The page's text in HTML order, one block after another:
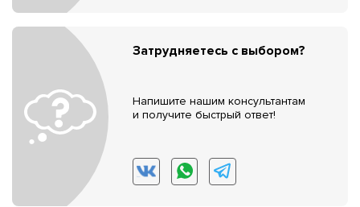
Затрудняетесь с выбором?
Напишите нашим консультантам
и получите быстрый ответ!